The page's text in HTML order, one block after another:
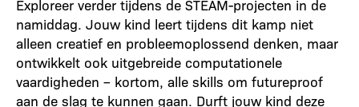
Exploreer verder tijdens de STEAM-projecten in de
namiddag. Jouw kind leert tijdens dit kamp niet
alleen creatief en probleemoplossend denken, maar
ontwikkelt ook uitgebreide computationele
vaardigheden – kortom, alle skills om futureproof
aan de slag te kunnen gaan. Durft jouw kind deze